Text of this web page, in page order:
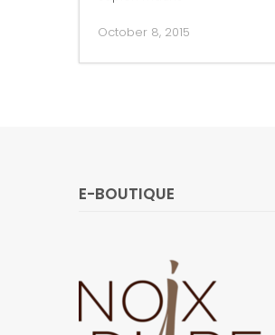
October 8, 2015
E-BOUTIQUE